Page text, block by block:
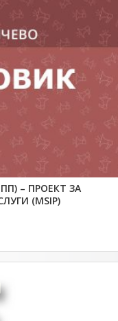
– ПРОЕКТ ЗА
(MSIP)